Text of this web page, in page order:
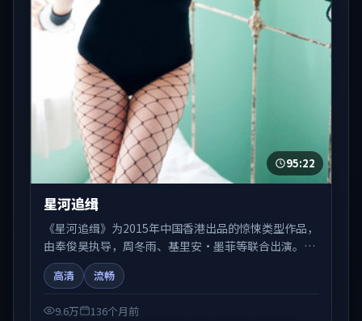
95:22
星河追缉
《星河追缉》为2015年中国香港出品的惊悚类型作品，
由奉俊昊执导，周冬雨、基里安·墨菲等联合出演。剧
情在人物弧光与节奏推进中展开，兼具叙事张力与视听
质感。适合关注国产在线观看、热播国产剧与院线佳片
高清 流畅
9.6万 136个月前